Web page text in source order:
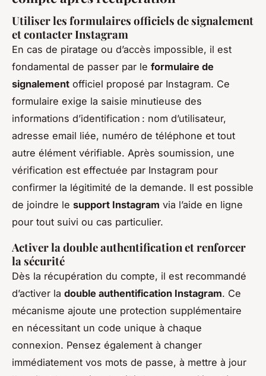
Utiliser les formulaires officiels de signalement
et contacter Instagram
En cas de piratage ou d’accès impossible, il est
fondamental de passer par le formulaire de
signalement officiel proposé par Instagram. Ce
formulaire exige la saisie minutieuse des
informations d’identification : nom d’utilisateur,
adresse email liée, numéro de téléphone et tout
autre élément vérifiable. Après soumission, une
vérification est effectuée par Instagram pour
confirmer la légitimité de la demande. Il est possible
de joindre le support Instagram via l’aide en ligne
pour tout suivi ou cas particulier.
Activer la double authentification et renforcer
la sécurité
Dès la récupération du compte, il est recommandé
d’activer la double authentification Instagram. Ce
mécanisme ajoute une protection supplémentaire
en nécessitant un code unique à chaque
connexion. Pensez également à changer
immédiatement vos mots de passe, à mettre à jour